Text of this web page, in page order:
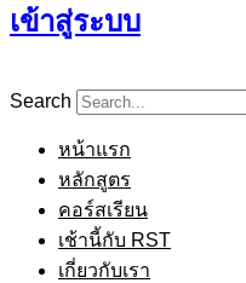
เข้าสู่ระบบ
Search
หน้าแรก
หลักสูตร
คอร์สเรียน
เช้านี้กับ RST
เกี่ยวกับเรา